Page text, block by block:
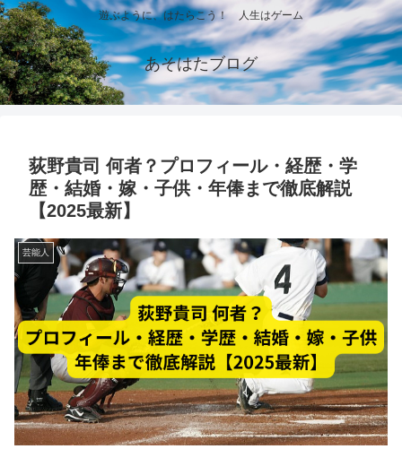
遊ぶように、はたらこう！ 人生はゲーム
あそはたブログ
荻野貴司 何者？プロフィール・経歴・学
歴・結婚・嫁・子供・年俸まで徹底解説
【2025最新】
芸能人